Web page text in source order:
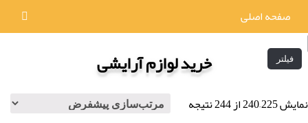
صفحه اصلی
فیلتر خرید لوازم آرایشی
نمایش 225–240 از 244 نتیجه